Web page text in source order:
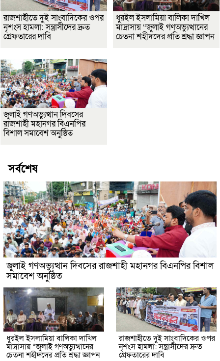
রাজশাহীতে দুই সাংবাদিকের ওপর
নৃশংস হামলা: সন্ত্রাসীদের দ্রুত
গ্রেফতারের দাবি
ধুরইল ইসলামিয়া বালিকা দাখিল
মাদ্রাসায় “জুলাই গণঅভ্যুত্থানের
চেতনা শহীদদের প্রতি শ্রদ্ধা জ্ঞাপন
জুলাই গণঅভ্যুত্থান দিবসের
রাজশাহী মহানগর বিএনপির
বিশাল সমাবেশ অনুষ্ঠিত
সর্বশেষ
জুলাই গণঅভ্যুত্থান দিবসের রাজশাহী মহানগর বিএনপির বিশাল
সমাবেশ অনুষ্ঠিত
ধুরইল ইসলামিয়া বালিকা দাখিল
মাদ্রাসায় “জুলাই গণঅভ্যুত্থানের
চেতনা শহীদদের প্রতি শ্রদ্ধা জ্ঞাপন
রাজশাহীতে দুই সাংবাদিকের ওপর
নৃশংস হামলা: সন্ত্রাসীদের দ্রুত
গ্রেফতারের দাবি